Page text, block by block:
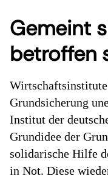
Gemeint
betroffen
Grundsicherung
Institut der
Grundidee der
solidarische Hilfe
in Not. Diese